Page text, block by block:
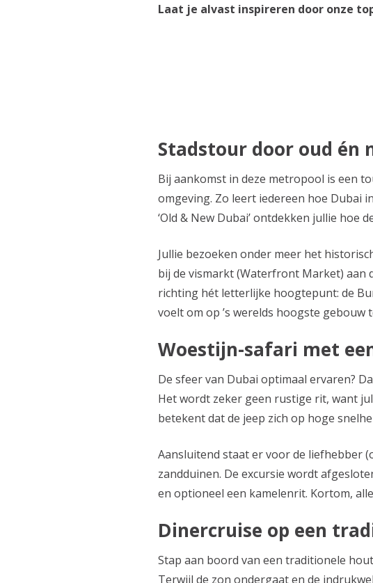
Laat je alvast inspireren door onze
Stadstour door oud én
Bij aankomst in deze metropool is een
omgeving. Zo leert iedereen hoe Dubai
‘Old & New Dubai’ ontdekken jullie hoe
Jullie bezoeken onder meer het
bij de vismarkt (Waterfront Market) aan
richting hét letterlijke hoogtepunt: de
voelt om op ’s werelds hoogste gebouw
Woestijn-safari met
De sfeer van Dubai optimaal ervaren?
Het wordt zeker geen rustige rit, want
betekent dat de jeep zich op hoge
Aansluitend staat er voor de liefhebber
zandduinen. De excursie wordt
en optioneel een kamelenrit. Kortom,
Dinercruise op een
Stap aan boord van een traditionele
Terwijl de zon ondergaat en de